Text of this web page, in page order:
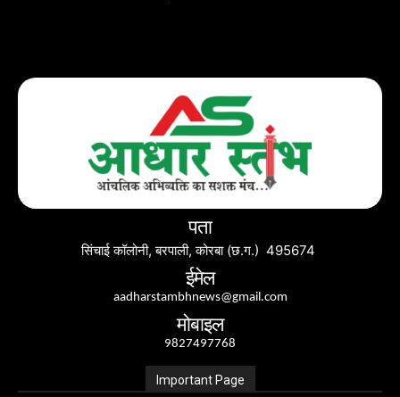
पता
सिंचाई कॉलोनी, बरपाली, कोरबा (छ.ग.) 495674
ईमेल
aadharstambhnews@gmail.com
मोबाइल
9827497768
Important Page